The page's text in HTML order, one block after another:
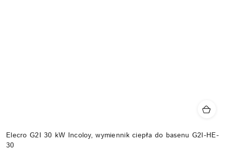
Elecro G2I 30 kW Incoloy, wymiennik ciepła do basenu G2I-HE-
30